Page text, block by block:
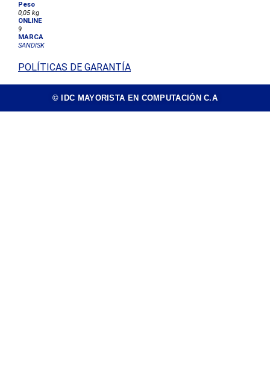
Peso
0,05 kg
ONLINE
9
MARCA
SANDISK
POLÍTICAS DE GARANTÍA
© IDC MAYORISTA EN COMPUTACIÓN C.A